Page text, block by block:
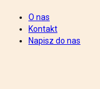
O nas
Kontakt
Napisz do nas